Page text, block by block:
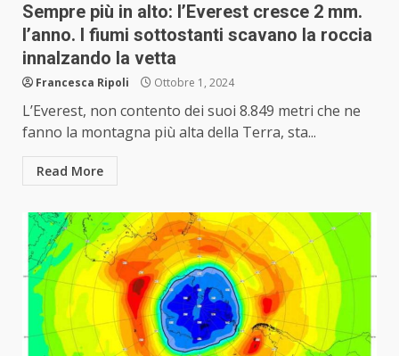
Sempre più in alto: l’Everest cresce 2 mm.
l’anno. I fiumi sottostanti scavano la roccia
innalzando la vetta
Francesca Ripoli Ottobre 1, 2024
L’Everest, non contento dei suoi 8.849 metri che ne
fanno la montagna più alta della Terra, sta...
Read More